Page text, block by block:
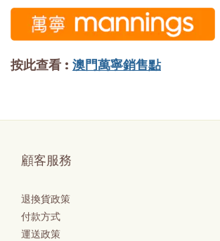
按此查看 : 澳門萬寧銷售點
顧客服務
退換貨政策
付款方式
運送政策